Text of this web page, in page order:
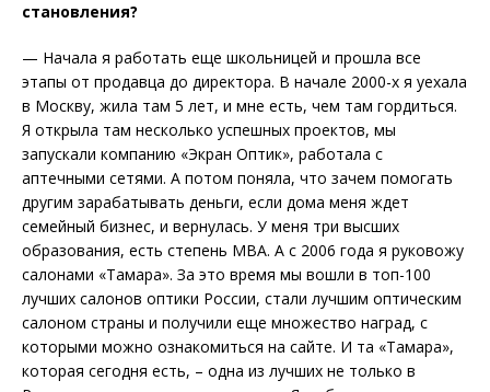
становления?
— Начала я работать еще школьницей и прошла все
этапы от продавца до директора. В начале 2000-х я уехала
в Москву, жила там 5 лет, и мне есть, чем там гордиться.
Я открыла там несколько успешных проектов, мы
запускали компанию «Экран Оптик», работала с
аптечными сетями. А потом поняла, что зачем помогать
другим зарабатывать деньги, если дома меня ждет
семейный бизнес, и вернулась. У меня три высших
образования, есть степень MBA. А с 2006 года я руковожу
салонами «Тамара». За это время мы вошли в топ-100
лучших салонов оптики России, стали лучшим оптическим
салоном страны и получили еще множество наград, с
которыми можно ознакомиться на сайте. И та «Тамара»,
которая сегодня есть, – одна из лучших не только в